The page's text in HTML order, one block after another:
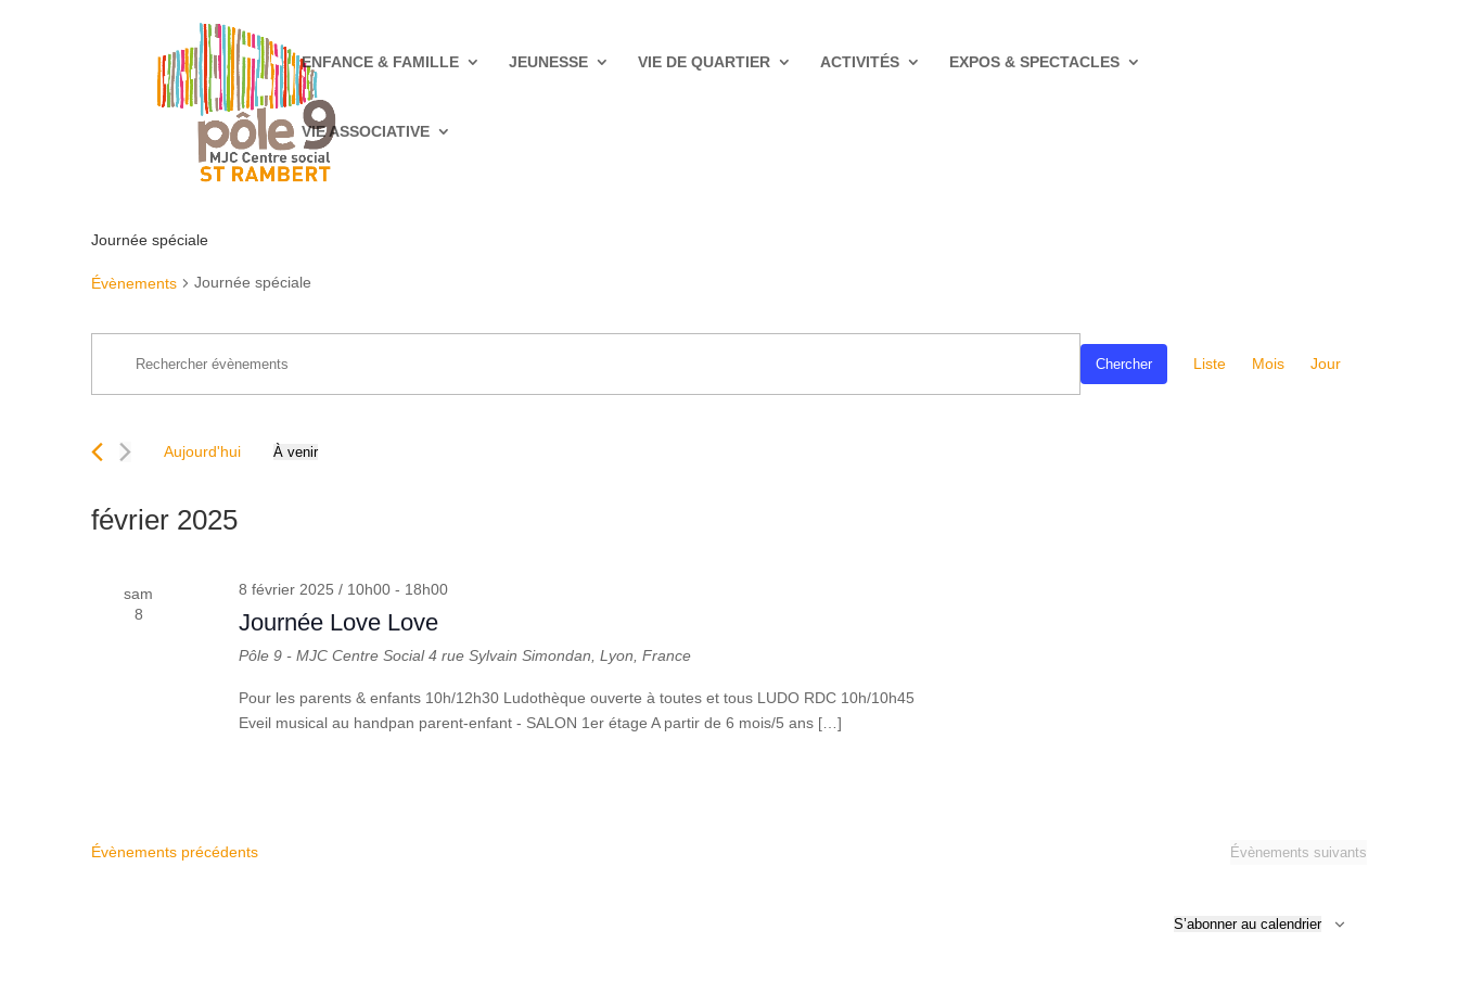
ENFANCE & FAMILLE JEUNESSE VIE DE QUARTIER ACTIVITÉS EXPOS & SPECTACLES
VIE ASSOCIATIVE
Journée spéciale
Évènements Journée spéciale
Recherche
navigation
vues
Évènements
mot-
clé.
Chercher
de
Liste Mois Jour
Aujourd'hui À venir
février 2025
sam
8
8 février 2025 / 10h00- 18h00
Journée Love Love
Pôle 9 - MJC Centre Social4 rue Sylvain Simondan, Lyon, France
Pour les parents & enfants 10h/12h30 Ludothèque ouverte à toutes et tous LUDO RDC 10h/10h45
Eveil musical au handpan parent-enfant - SALON 1er étage A partir de 6 mois/5 ans […]
Évènements précédents Évènements suivants
S’abonner au calendrier